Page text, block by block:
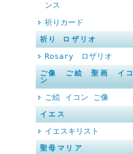
ンス
祈りカード
祈り ロザリオ
Rosary ロザリオ
ご像 ご絵 聖画 イコ
ン
ご絵 イコン ご像
イエス
イエスキリスト
聖母マリア